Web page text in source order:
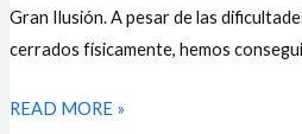
Gran Ilusión. A pesar de las
cerrados físicamente, hemos
SUERTE:
OTRO
MÁS
READ MORE »